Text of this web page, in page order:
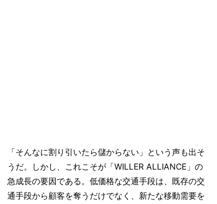
「そんなに割り引いたら儲からない」という声も出そ
うだ。しかし、これこそが「WILLER ALLIANCE」の
急成長の要因である。低価格な交通手段は、既存の交
通手段から顧客を奪うだけでなく、新たな移動需要を